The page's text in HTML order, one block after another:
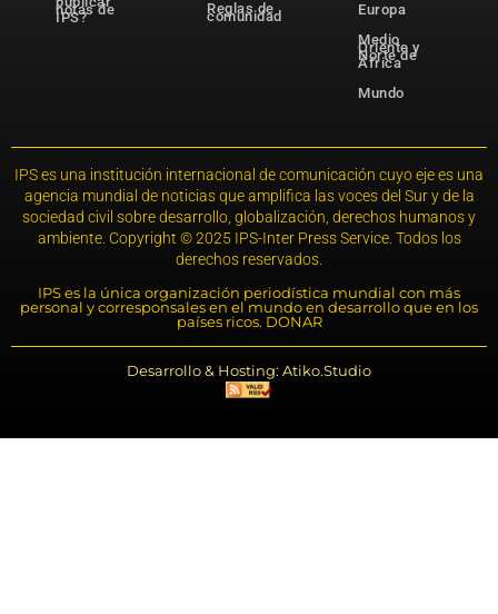
notas de
IPS?
Reglas de
comunidad
Europa
Medio
Oriente y
Norte de
África
Mundo
IPS es una institución internacional de comunicación cuyo eje es una
agencia mundial de noticias que amplifica las voces del Sur y de la
sociedad civil sobre desarrollo, globalización, derechos humanos y
ambiente. Copyright © 2025 IPS-Inter Press Service. Todos los
derechos reservados.
IPS es la única organización periodística mundial con más
personal y corresponsales en el mundo en desarrollo que en los
países ricos. DONAR
Desarrollo & Hosting: Atiko.Studio